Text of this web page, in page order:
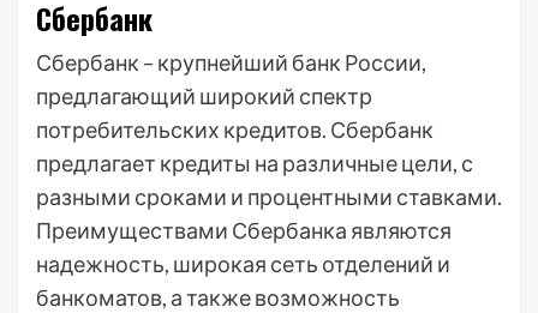
Сбербанк
Сбербанк – крупнейший банк России,
предлагающий широкий спектр
потребительских кредитов. Сбербанк
предлагает кредиты на различные цели, с
разными сроками и процентными ставками.
Преимуществами Сбербанка являются
надежность, широкая сеть отделений и
банкоматов, а также возможность